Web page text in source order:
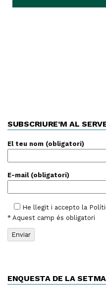
SUBSCRIURE’M AL
El teu nom (obligatori)
E-mail (obligatori)
He llegit i accepto la
* Aquest camp és obligatori
ENQUESTA DE LA